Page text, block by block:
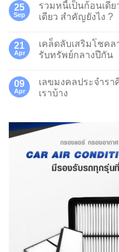
25
Sep
รวมหนี้เป็นก้อนเดี
เดียว สำคัญยังไง ?
21
Apr
เคล็ดลับเสริมโชคล
รับทรัพย์กลางปีกัน
09
Apr
เลขมงคลประจำรา
เราบ้าง